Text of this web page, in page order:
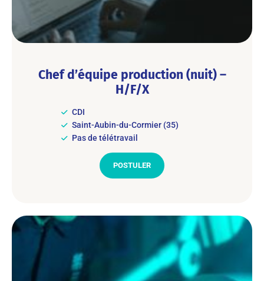
Chef d’équipe production (nuit) –
H/F/X
CDI
Saint-Aubin-du-Cormier (35)
Pas de télétravail
POSTULER